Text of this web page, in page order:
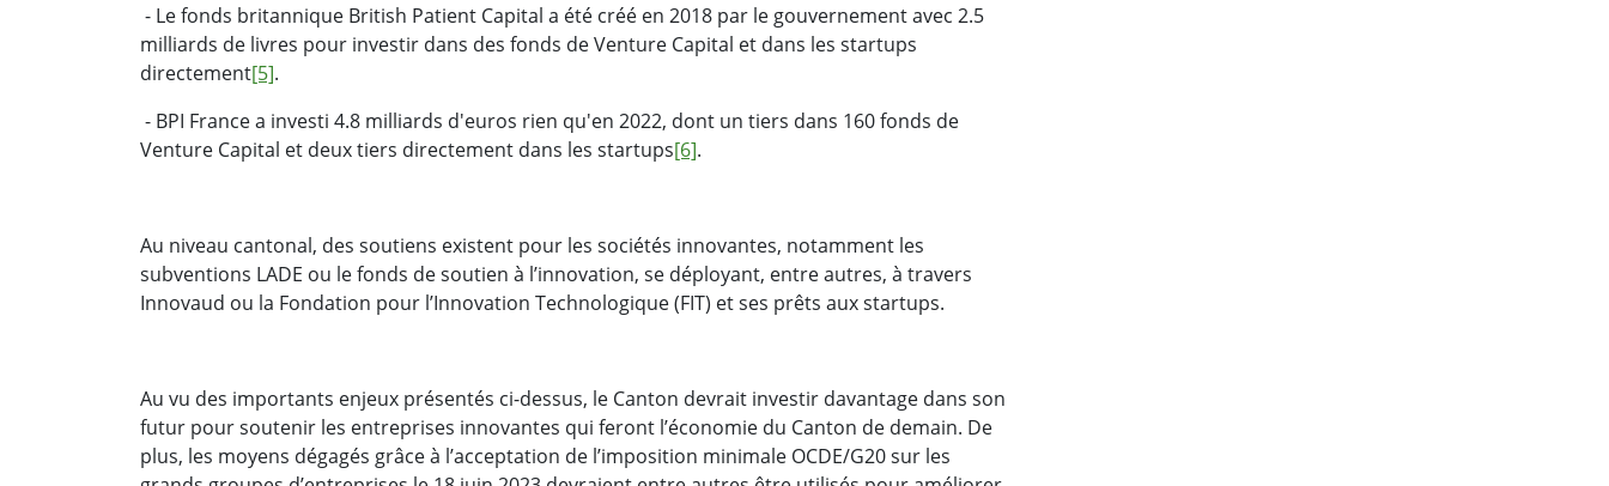
- Le fonds britannique British Patient Capital a été créé en 2018 par le gouvernement avec 2.5
milliards de livres pour investir dans des fonds de Venture Capital et dans les startups
directement[5].
- BPI France a investi 4.8 milliards d'euros rien qu'en 2022, dont un tiers dans 160 fonds de
Venture Capital et deux tiers directement dans les startups[6].
Au niveau cantonal, des soutiens existent pour les sociétés innovantes, notamment les
subventions LADE ou le fonds de soutien à l’innovation, se déployant, entre autres, à travers
Innovaud ou la Fondation pour l’Innovation Technologique (FIT) et ses prêts aux startups.
Au vu des importants enjeux présentés ci-dessus, le Canton devrait investir davantage dans son
futur pour soutenir les entreprises innovantes qui feront l’économie du Canton de demain. De
plus, les moyens dégagés grâce à l’acceptation de l’imposition minimale OCDE/G20 sur les